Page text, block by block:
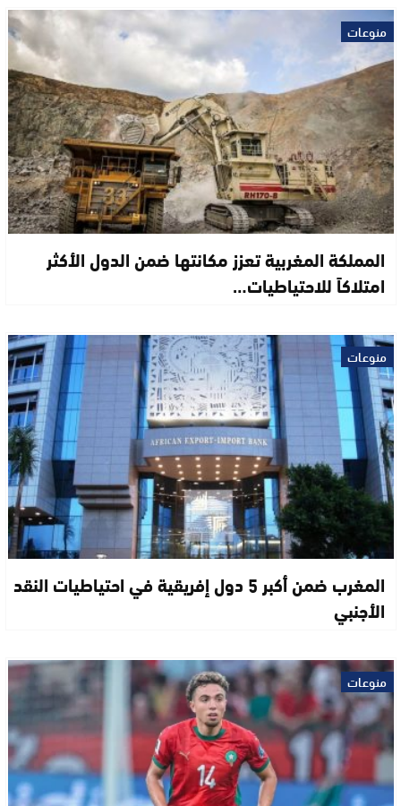
منوعات
المملكة المغربية تعزز مكانتها ضمن الدول الأكثر
امتلاكاً للاحتياطيات…
منوعات
المغرب ضمن أكبر 5 دول إفريقية في احتياطيات النقد
الأجنبي
منوعات